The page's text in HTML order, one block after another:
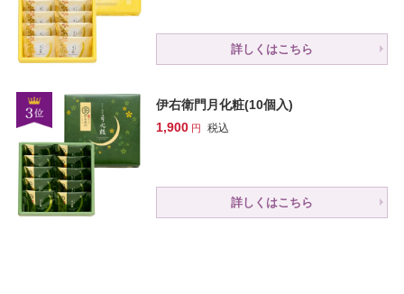
詳しくはこちら
伊右衛門月化粧(10個入)
1,900
税込
詳しくはこちら